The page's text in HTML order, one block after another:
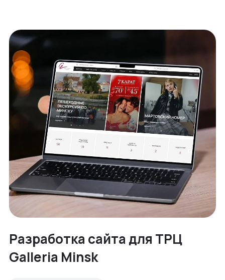
Разработка сайта для ТРЦ
Galleria Minsk